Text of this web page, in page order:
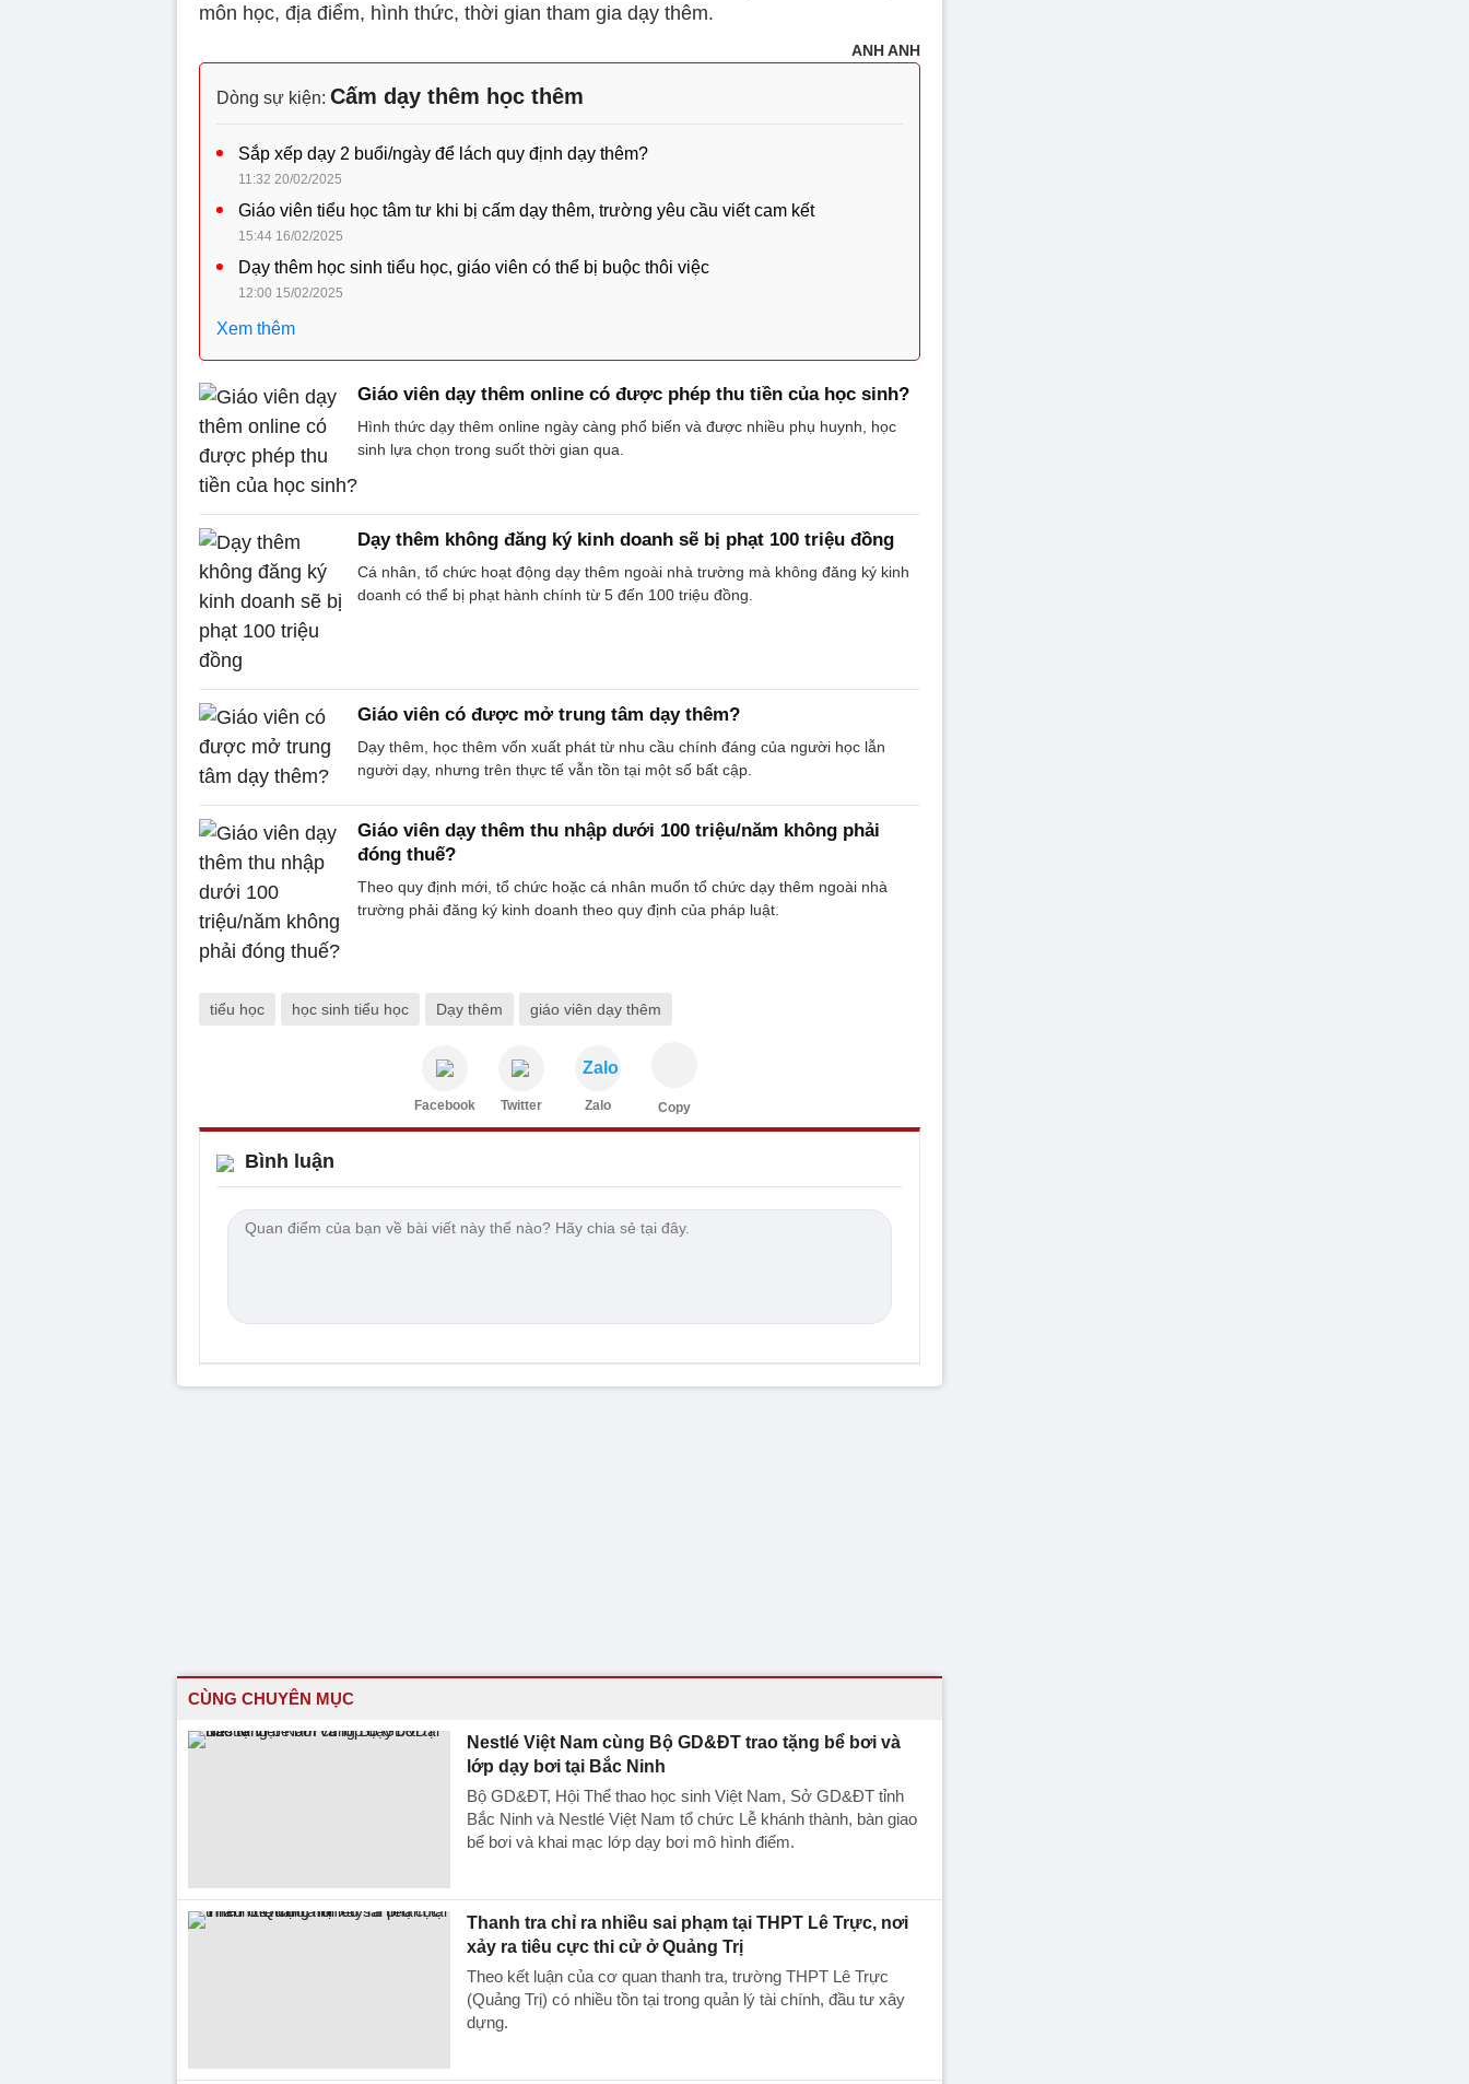
môn học, địa điểm, hình thức, thời gian tham gia dạy thêm.
ANH ANH
Dòng sự kiện: Cấm dạy thêm học thêm
Sắp xếp dạy 2 buổi/ngày để lách quy định dạy thêm?
11:32 20/02/2025
Giáo viên tiểu học tâm tư khi bị cấm dạy thêm, trường yêu cầu viết cam kết
15:44 16/02/2025
Dạy thêm học sinh tiểu học, giáo viên có thể bị buộc thôi việc
12:00 15/02/2025
Xem thêm
Giáo viên dạy thêm online có được phép thu tiền của học sinh?
Hình thức dạy thêm online ngày càng phổ biến và được nhiều phụ huynh, học
sinh lựa chọn trong suốt thời gian qua.
Dạy thêm không đăng ký kinh doanh sẽ bị phạt 100 triệu đồng
Cá nhân, tổ chức hoạt động dạy thêm ngoài nhà trường mà không đăng ký kinh
doanh có thể bị phạt hành chính từ 5 đến 100 triệu đồng.
Giáo viên có được mở trung tâm dạy thêm?
Dạy thêm, học thêm vốn xuất phát từ nhu cầu chính đáng của người học lẫn
người dạy, nhưng trên thực tế vẫn tồn tại một số bất cập.
Giáo viên dạy thêm thu nhập dưới 100 triệu/năm không phải
đóng thuế?
Theo quy định mới, tổ chức hoặc cá nhân muốn tổ chức dạy thêm ngoài nhà
trường phải đăng ký kinh doanh theo quy định của pháp luật.
tiểu học học sinh tiểu học Dạy thêm giáo viên dạy thêm
Facebook Twitter
Zalo
Zalo Copy
Bình luận
CÙNG CHUYÊN MỤC
Nestlé Việt Nam cùng Bộ GD&ĐT trao tặng bể bơi và
lớp dạy bơi tại Bắc Ninh
Bộ GD&ĐT, Hội Thể thao học sinh Việt Nam, Sở GD&ĐT tỉnh
Bắc Ninh và Nestlé Việt Nam tổ chức Lễ khánh thành, bàn giao
bể bơi và khai mạc lớp dạy bơi mô hình điểm.
Thanh tra chỉ ra nhiều sai phạm tại THPT Lê Trực, nơi
xảy ra tiêu cực thi cử ở Quảng Trị
Theo kết luận của cơ quan thanh tra, trường THPT Lê Trực
(Quảng Trị) có nhiều tồn tại trong quản lý tài chính, đầu tư xây
dựng.